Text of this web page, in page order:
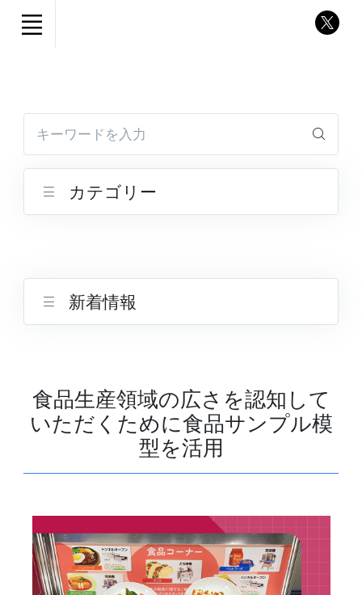
食品生産領域の広さを認知して
いただくために食品サンプル模
型を活用
キーワードを入力
カテゴリー
新着情報